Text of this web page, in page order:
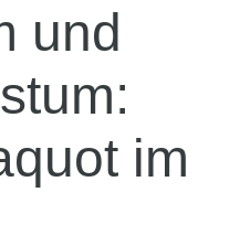
und
im